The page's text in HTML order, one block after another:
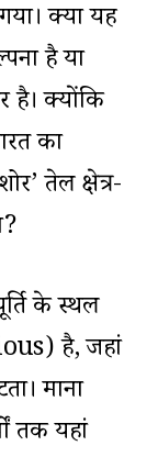
क्या यह
है या
है। क्योंकि
का
तेल क्षेत्र-
के स्थल
है, जहां
माना
तक यहां